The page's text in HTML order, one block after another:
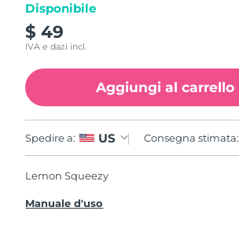
Disponibile
$ 49
IVA e dazi incl.
Aggiungi al carrello
Spedire a: US Consegna stimata:
Lemon Squeezy
Manuale d'uso